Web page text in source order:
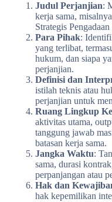
Judul Perjanjian:
kerja sama,
Strategis
Para Pihak:
yang terlibat,
hukum, dan siapa
perjanjian.
Definisi dan
istilah teknis atau
perjanjian untuk
Ruang Lingkup
aktivitas utama,
tanggung jawab
batasan kerja sama.
Jangka Waktu:
sama, durasi
perpanjangan atau
Hak dan
hak kepemilikan